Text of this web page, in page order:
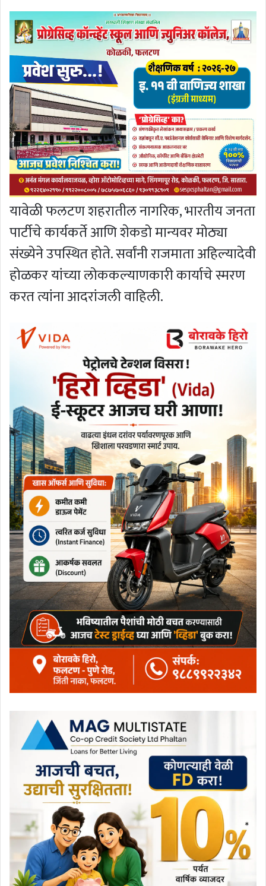
यावेळी फलटण शहरातील नागरिक, भारतीय जनता
पार्टीचे कार्यकर्ते आणि शेकडो मान्यवर मोठ्या
संख्येने उपस्थित होते. सर्वांनी राजमाता अहिल्यादेवी
होळकर यांच्या लोककल्याणकारी कार्याचे स्मरण
करत त्यांना आदरांजली वाहिली.